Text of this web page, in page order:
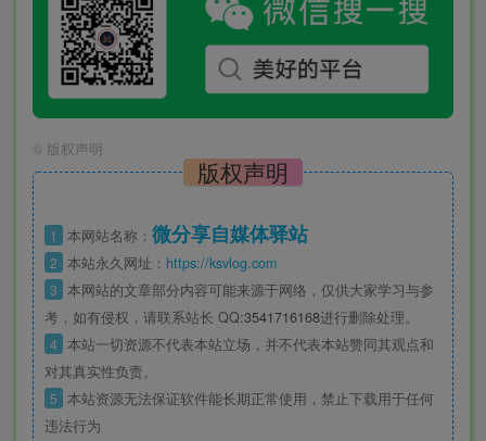
© 版权声明
版权声明
1 本网站名称： 微分享自媒体驿站
2 本站永久网址： https://ksvlog.com
3 本网站的文章部分内容可能来源于网络，仅供大家学习与参
考，如有侵权，请联系站长 QQ:3541716168进行删除处理。
4 本站一切资源不代表本站立场，并不代表本站赞同其观点和
对其真实性负责。
5 本站资源无法保证软件能长期正常使用，禁止下载用于任何
违法行为